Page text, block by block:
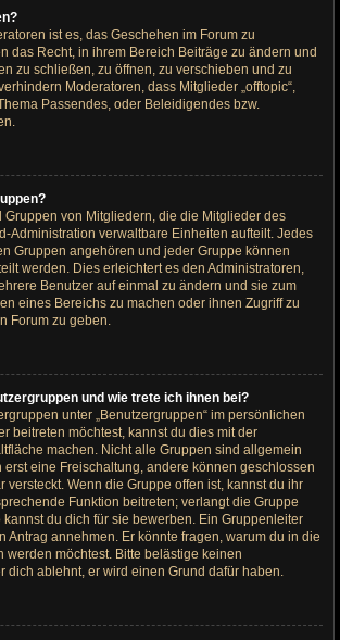
ist es, das Geschehen im Forum zu
das Recht, in ihrem Bereich Beiträge zu ändern und
zu schließen, zu öffnen, zu verschieben und zu
Moderatoren, dass Mitglieder „offtopic“,
Passendes, oder Beleidigendes bzw.
Gruppen von Mitgliedern, die die Mitglieder des
Administration verwaltbare Einheiten aufteilt. Jedes
Gruppen angehören und jeder Gruppe können
werden. Dies erleichtert es den Administratoren,
Benutzer auf einmal zu ändern und sie zum
eines Bereichs zu machen oder ihnen Zugriff zu
Forum zu geben.
und wie trete ich ihnen bei?
unter „Benutzergruppen“ im persönlichen
beitreten möchtest, kannst du dies mit der
machen. Nicht alle Gruppen sind allgemein
erst eine Freischaltung, andere können geschlossen
versteckt. Wenn die Gruppe offen ist, kannst du ihr
Funktion beitreten; verlangt die Gruppe
du dich für sie bewerben. Ein Gruppenleiter
Antrag annehmen. Er könnte fragen, warum du in die
werden möchtest. Bitte belästige keinen
dich ablehnt, er wird einen Grund dafür haben.